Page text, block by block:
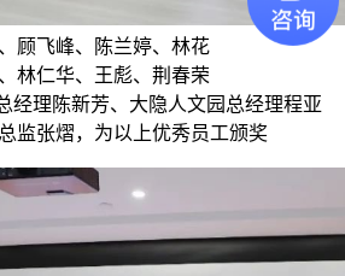
顾飞峰、陈兰婷、林花
林仁华、王彪、荆春荣
经理陈新芳、大隐人文园总经理程亚
监张熠，为以上优秀员工颁奖